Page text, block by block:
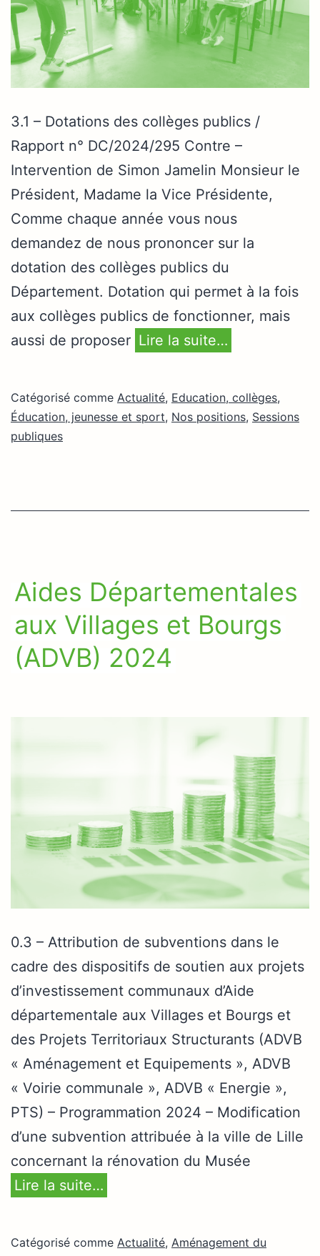
3.1 – Dotations des collèges publics /
Rapport n° DC/2024/295 Contre –
Intervention de Simon Jamelin Monsieur le
Président, Madame la Vice Présidente,
Comme chaque année vous nous
demandez de nous prononcer sur la
dotation des collèges publics du
Département. Dotation qui permet à la fois
aux collèges publics de fonctionner, mais
aussi de proposer Lire la suite…
Catégorisé comme Actualité, Education, collèges,
Éducation, jeunesse et sport, Nos positions, Sessions
publiques
Aides Départementales
aux Villages et Bourgs
(ADVB) 2024
0.3 – Attribution de subventions dans le
cadre des dispositifs de soutien aux projets
d’investissement communaux d’Aide
départementale aux Villages et Bourgs et
des Projets Territoriaux Structurants (ADVB
« Aménagement et Equipements », ADVB
« Voirie communale », ADVB « Energie »,
PTS) – Programmation 2024 – Modification
d’une subvention attribuée à la ville de Lille
concernant la rénovation du Musée
Lire la suite…
Catégorisé comme Actualité, Aménagement du